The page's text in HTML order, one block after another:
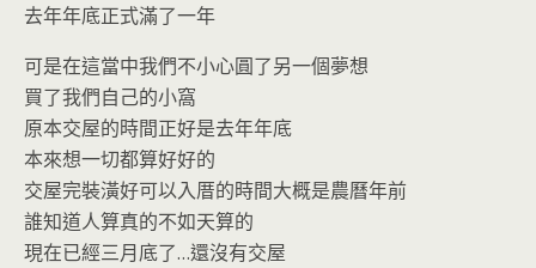
去年年底正式滿了一年
可是在這當中我們不小心圓了另一個夢想
買了我們自己的小窩
原本交屋的時間正好是去年年底
本來想一切都算好好的
交屋完裝潢好可以入厝的時間大概是農曆年前
誰知道人算真的不如天算的
現在已經三月底了…還沒有交屋